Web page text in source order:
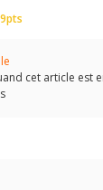
cet article est